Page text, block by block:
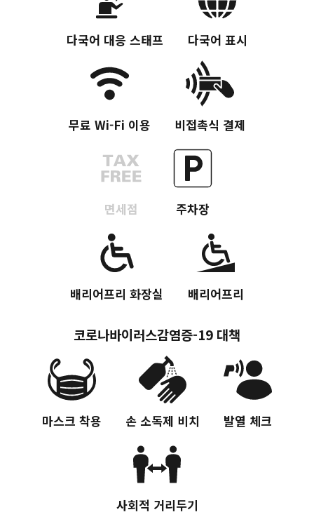
다국어 대응 스태프 다국어 표시
무료 Wi-Fi 이용 비접촉식 결제
면세점 주차장
배리어프리 화장실 배리어프리
코로나바이러스감염증-19 대책
마스크 착용 손 소독제 비치 발열 체크
사회적 거리두기
Twitter에 공유
Facebook에 공유
링크 복사